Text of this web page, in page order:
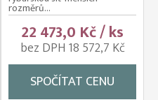
rozměrů...
22 473,0 Kč / ks
bez DPH 18 572,7 Kč
SPOČÍTAT CENU